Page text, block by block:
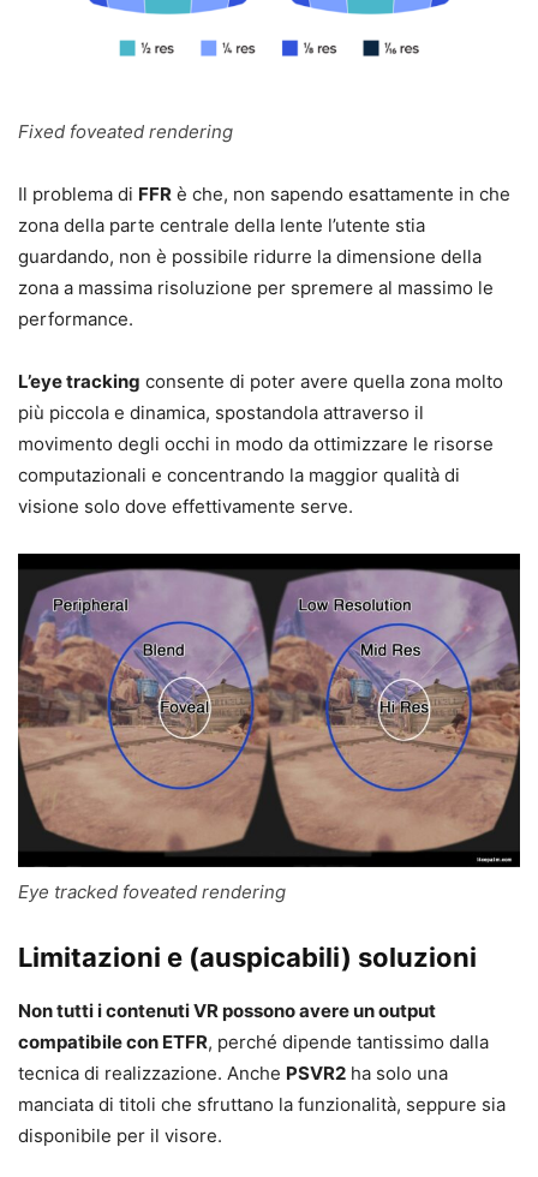
Fixed foveated rendering
Il problema di FFR è che, non sapendo esattamente in che
zona della parte centrale della lente l’utente stia
guardando, non è possibile ridurre la dimensione della
zona a massima risoluzione per spremere al massimo le
performance.
L’eye tracking consente di poter avere quella zona molto
più piccola e dinamica, spostandola attraverso il
movimento degli occhi in modo da ottimizzare le risorse
computazionali e concentrando la maggior qualità di
visione solo dove effettivamente serve.
Eye tracked foveated rendering
Limitazioni e (auspicabili) soluzioni
Non tutti i contenuti VR possono avere un output
compatibile con ETFR, perché dipende tantissimo dalla
tecnica di realizzazione. Anche PSVR2 ha solo una
manciata di titoli che sfruttano la funzionalità, seppure sia
disponibile per il visore.